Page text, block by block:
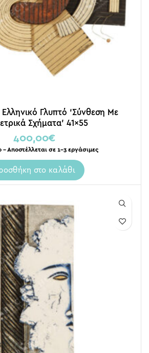
Γλυπτό ‘Σύνθεση Με
Σχήματα’ 41×55
400,00€
– Αποστέλλεται σε 1-3 εργάσιμες
στο καλάθι